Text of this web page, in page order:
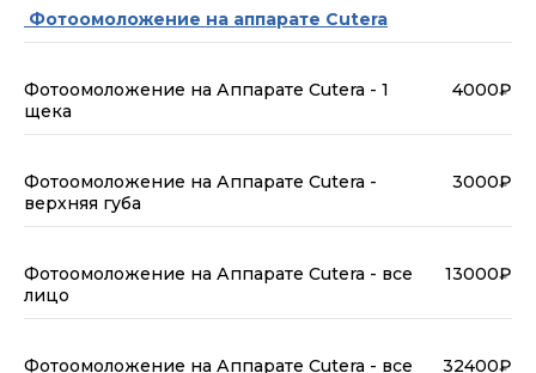
Фотоомоложение на аппарате Cutera
Фотоомоложение на Аппарате Cutera - 1
щека
4000₽
Фотоомоложение на Аппарате Cutera -
верхняя губа
3000₽
Фотоомоложение на Аппарате Cutera - все
лицо
13000₽
Фотоомоложение на Аппарате Cutera - все
32400₽